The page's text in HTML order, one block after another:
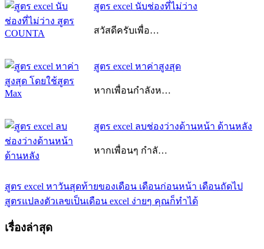
สูตร excel นับช่องที่ไม่ว่าง
สวัสดีครับเพื่อ…
สูตร excel หาค่าสูงสุด
หากเพื่อนกำลังห…
สูตร excel ลบช่องว่างด้านหน้า ด้านหลัง
หากเพื่อนๆ กำลั…
สูตร
excel
ข้อความ
สูตร
นับ
แนะแนว
Previous
Post:
สูตร excel หาวันสุดท้ายของเดือน เดือนก่อนหน้า เดือนถัดไป
Next
Post:
สูตรแปลงตัวเลขเป็นเดือน excel ง่ายๆ คุณก็ทำได้
เรื่องล่าสุด